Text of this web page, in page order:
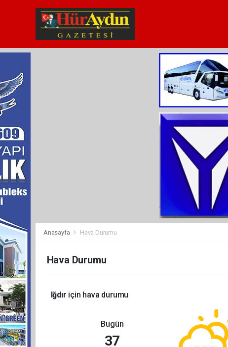
Anasayfa Hava Durumu
Hava Durumu
Iğdır için hava durumu
Bugün
37